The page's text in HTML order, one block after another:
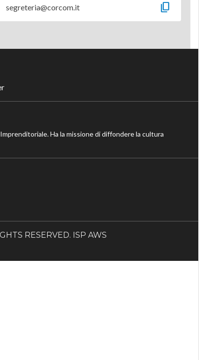
segreteria@corcom.it content_copy
Ha la missione di diffondere la cultura
RESERVED. ISP AWS